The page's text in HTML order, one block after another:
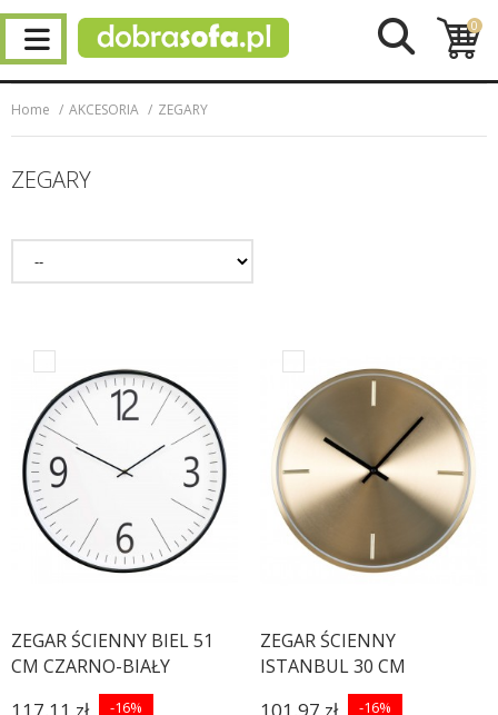
0
Home AKCESORIA ZEGARY
ZEGARY
ZEGAR ŚCIENNY BIEL 51
CM CZARNO-BIAŁY
117,11 zł -16%
ZEGAR ŚCIENNY
ISTANBUL 30 CM
METALOWY ZŁOTY
101,97 zł -16%